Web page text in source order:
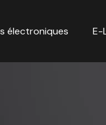
électroniques E-